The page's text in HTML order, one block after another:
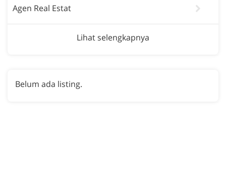
Agen Real Estat
Lihat selengkapnya
Belum ada listing.